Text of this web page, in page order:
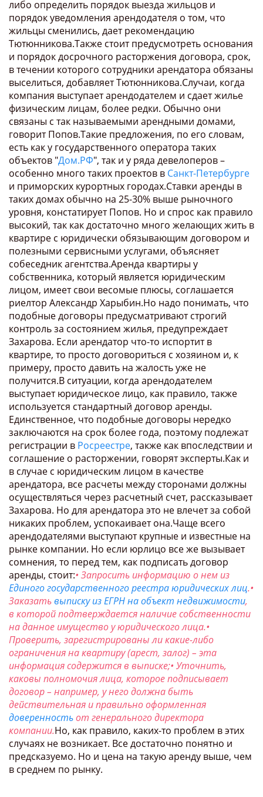
либо определить порядок выезда жильцов и
порядок уведомления арендодателя о том, что
жильцы сменились, дает рекомендацию
Тютюнникова.Также стоит предусмотреть основания
и порядок досрочного расторжения договора, срок,
в течении которого сотрудники арендатора обязаны
выселиться, добавляет Тютюнникова.Случаи, когда
компания выступает арендодателем и сдает жилье
физическим лицам, более редки. Обычно они
связаны с так называемыми арендными домами,
говорит Попов.Такие предложения, по его словам,
есть как у государственного оператора таких
объектов "Дом.РФ", так и у ряда девелоперов –
особенно много таких проектов в Санкт-Петербурге
и приморских курортных городах.Ставки аренды в
таких домах обычно на 25-30% выше рыночного
уровня, констатирует Попов. Но и спрос как правило
высокий, так как достаточно много желающих жить в
квартире с юридически обязывающим договором и
полезными сервисными услугами, объясняет
собеседник агентства.Аренда квартиры у
собственника, который является юридическим
лицом, имеет свои весомые плюсы, соглашается
риелтор Александр Харыбин.Но надо понимать, что
подобные договоры предусматривают строгий
контроль за состоянием жилья, предупреждает
Захарова. Если арендатор что-то испортит в
квартире, то просто договориться с хозяином и, к
примеру, просто давить на жалость уже не
получится.В ситуации, когда арендодателем
выступает юридическое лицо, как правило, также
используется стандартный договор аренды.
Единственное, что подобные договоры нередко
заключаются на срок более года, поэтому подлежат
регистрации в Росреестре, также как впоследствии и
соглашение о расторжении, говорят эксперты.Как и
в случае с юридическим лицом в качестве
арендатора, все расчеты между сторонами должны
осуществляться через расчетный счет, рассказывает
Захарова. Но для арендатора это не влечет за собой
никаких проблем, успокаивает она.Чаще всего
арендодателями выступают крупные и известные на
рынке компании. Но если юрлицо все же вызывает
сомнения, то перед тем, как подписать договор
аренды, стоит:• Запросить информацию о нем из
Единого государственного реестра юридических лиц.•
Заказатьвыписку из ЕГРН на объект недвижимости,
в которой подтверждается наличие собственности
на данное имущество у юридического лица.•
Проверить, зарегистрированы ли какие-либо
ограничения на квартиру (арест, залог) – эта
информация содержится в выписке;• Уточнить,
каковы полномочия лица, которое подписывает
договор – например, у него должна быть
действительная и правильно оформленная
доверенностьот генерального директора
компании.Но, как правило, каких-то проблем в этих
случаях не возникает. Все достаточно понятно и
предсказуемо. Но и цена на такую аренду выше, чем
в среднем по рынку.